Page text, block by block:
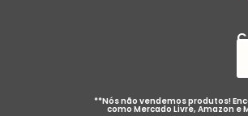
**Nós não vendemos produtos!
como Mercado Livre, Amazon e